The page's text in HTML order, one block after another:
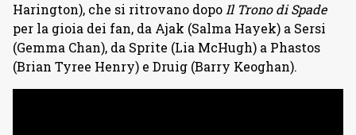
Harington), che si ritrovano dopo Il Trono di Spade
per la gioia dei fan, da Ajak (Salma Hayek) a Sersi
(Gemma Chan), da Sprite (Lia McHugh) a Phastos
(Brian Tyree Henry) e Druig (Barry Keoghan).